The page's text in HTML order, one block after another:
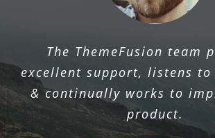
The ThemeFusion team
excellent support, listens
& continually works to
product.